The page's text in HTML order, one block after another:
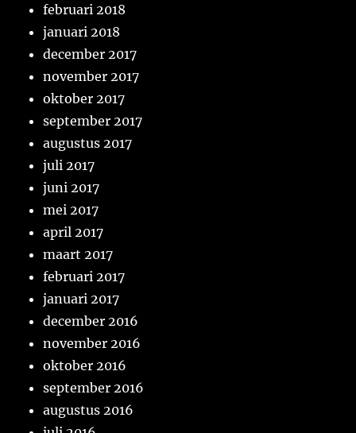
februari 2018
januari 2018
december 2017
november 2017
oktober 2017
september 2017
augustus 2017
juli 2017
juni 2017
mei 2017
april 2017
maart 2017
februari 2017
januari 2017
december 2016
november 2016
oktober 2016
september 2016
augustus 2016